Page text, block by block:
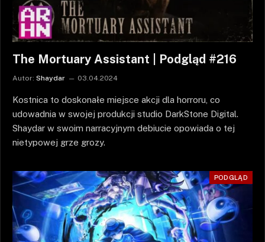
The Mortuary Assistant | Podgląd #216
Autor: Shaydar 03.04.2024
Kostnica to doskonałe miejsce akcji dla horroru, co
udowadnia w swojej produkcji studio DarkStone Digital.
Shaydar w swoim narracyjnym debiucie opowiada o tej
nietypowej grze grozy.
PODGLĄD